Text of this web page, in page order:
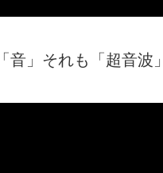
」それも「超音波